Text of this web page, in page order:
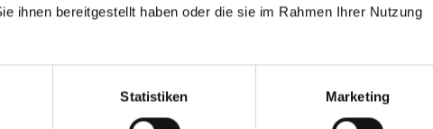
ihnen bereitgestellt haben oder die sie im Rahmen Ihrer Nutzung
Statistiken Marketing
München Poing Cadolzburg Erlangen Gauting Krailling Ammerndorf